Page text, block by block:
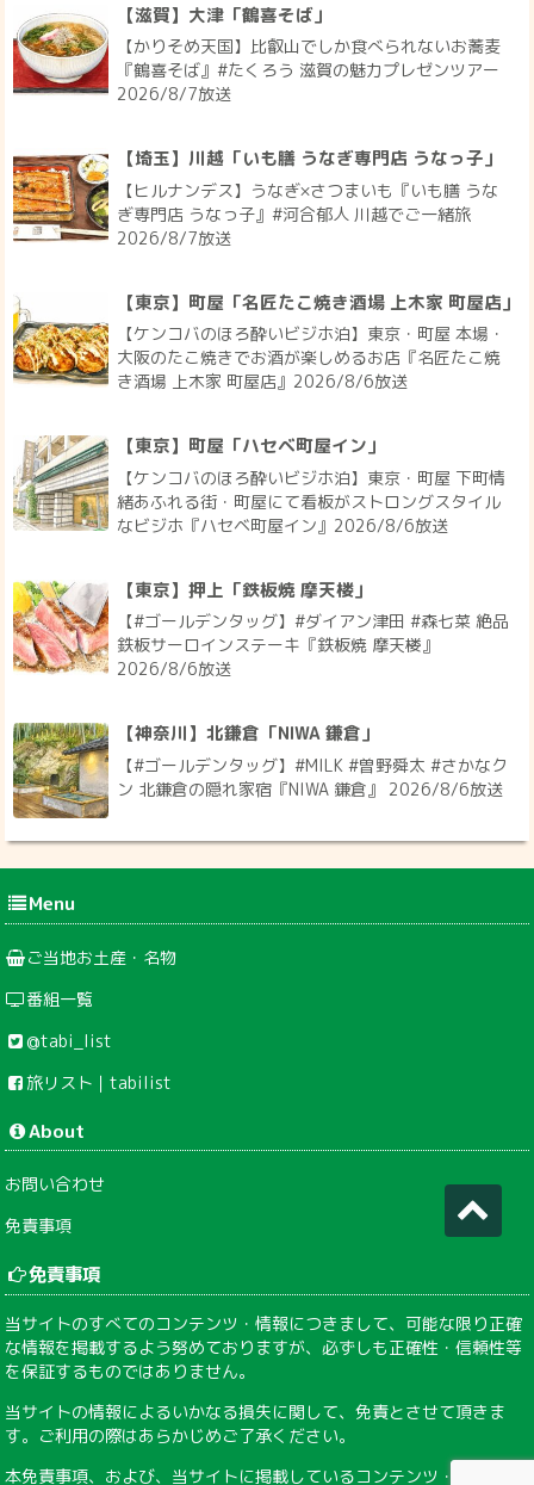
【滋賀】大津「鶴喜そば」
【かりそめ天国】比叡山でしか食べられないお蕎麦
『鶴喜そば』#たくろう 滋賀の魅力プレゼンツアー
2026/8/7放送
【埼玉】川越「いも膳 うなぎ専門店 うなっ子」
【ヒルナンデス】うなぎ×さつまいも『いも膳 うな
ぎ専門店 うなっ子』#河合郁人 川越でご一緒旅
2026/8/7放送
【東京】町屋「名匠たこ焼き酒場 上木家 町屋店」
【ケンコバのほろ酔いビジホ泊】東京・町屋 本場・
大阪のたこ焼きでお酒が楽しめるお店『名匠たこ焼
き酒場 上木家 町屋店』2026/8/6放送
【東京】町屋「ハセベ町屋イン」
【ケンコバのほろ酔いビジホ泊】東京・町屋 下町情
緒あふれる街・町屋にて看板がストロングスタイル
なビジホ『ハセベ町屋イン』2026/8/6放送
【東京】押上「鉄板焼 摩天楼」
【#ゴールデンタッグ】#ダイアン津田 #森七菜 絶品
鉄板サーロインステーキ『鉄板焼 摩天楼』
2026/8/6放送
【神奈川】北鎌倉「NIWA 鎌倉」
【#ゴールデンタッグ】#MILK #曽野舜太 #さかなク
ン 北鎌倉の隠れ家宿『NIWA 鎌倉』 2026/8/6放送
Menu
ご当地お土産・名物
番組一覧
@tabi_list
旅リスト｜tabilist
About
お問い合わせ
免責事項
免責事項
当サイトのすべてのコンテンツ・情報につきまして、可能な限り正確
な情報を掲載するよう努めておりますが、必ずしも正確性・信頼性等
を保証するものではありません。
当サイトの情報によるいかなる損失に関して、免責とさせて頂きま
す。ご利用の際はあらかじめご了承ください。
本免責事項、および、当サイトに掲載しているコンテンツ・情報は、